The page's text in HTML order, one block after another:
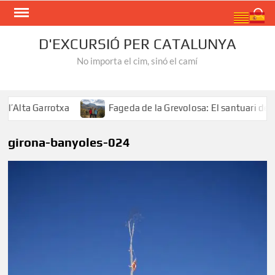
Skip
D'EXCURSIÓ PER CATALUNYA
No importa el cim, sinó el camí
Garrotxa Fageda de la Grevolosa: El santuari dels
girona-banyoles-024